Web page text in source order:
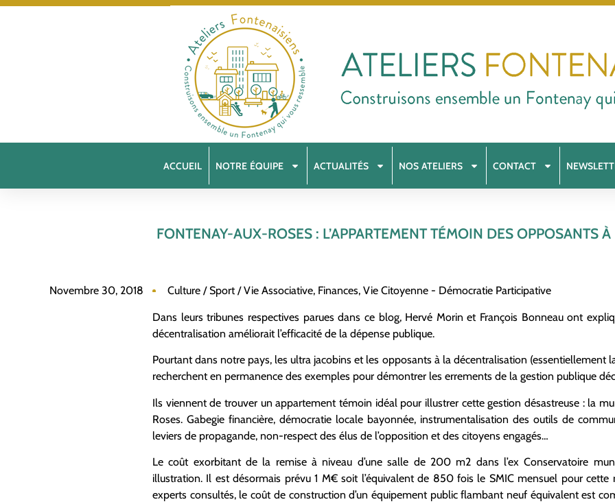
ACCUEIL NOTRE ÉQUIPE ACTUALITÉS NOS ATELIERS CONTACT
FONTENAY-AUX-ROSES : L’APPARTEMENT TÉMOIN DES OPPOSANTS
Novembre 30, 2018 Culture / Sport / Vie Associative, Finances, Vie Citoyenne - Démocratie Participative
Dans leurs tribunes respectives parues dans ce blog, Hervé Morin et François Bonneau ont
décentralisation améliorait l’efficacité de la dépense publique.
Pourtant dans notre pays, les ultra jacobins et les opposants à la décentralisation (essentiellement
recherchent en permanence des exemples pour démontrer les errements de la gestion publique
Ils viennent de trouver un appartement témoin idéal pour illustrer cette gestion désastreuse : la
Roses. Gabegie financière, démocratie locale bayonnée, instrumentalisation des outils de
leviers de propagande, non-respect des élus de l’opposition et des citoyens engagés…
Le coût exorbitant de la remise à niveau d’une salle de 200 m2 dans l’ex Conservatoire
illustration. Il est désormais prévu 1 M€ soit l’équivalent de 850 fois le SMIC mensuel pour cette
experts consultés, le coût de construction d’un équipement public flambant neuf équivalent est